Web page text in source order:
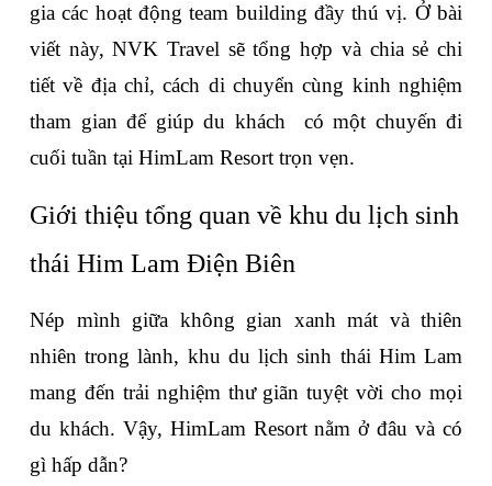
gia các hoạt động team building đầy thú vị. Ở bài
viết này, NVK Travel sẽ tổng hợp và chia sẻ chi
tiết về địa chỉ, cách di chuyển cùng kinh nghiệm
tham gian để giúp du khách  có một chuyến đi
cuối tuần tại HimLam Resort trọn vẹn.
Giới thiệu tổng quan về khu du lịch sinh
thái Him Lam Điện Biên
Nép mình giữa không gian xanh mát và thiên
nhiên trong lành, khu du lịch sinh thái Him Lam
mang đến trải nghiệm thư giãn tuyệt vời cho mọi
du khách. Vậy, HimLam Resort nằm ở đâu và có
gì hấp dẫn?